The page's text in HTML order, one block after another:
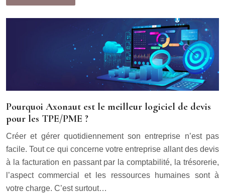
Pourquoi Axonaut est le meilleur logiciel de devis
pour les TPE/PME ?
Créer et gérer quotidiennement son entreprise n’est pas
facile. Tout ce qui concerne votre entreprise allant des devis
à la facturation en passant par la comptabilité, la trésorerie,
l’aspect commercial et les ressources humaines sont à
votre charge. C’est surtout…